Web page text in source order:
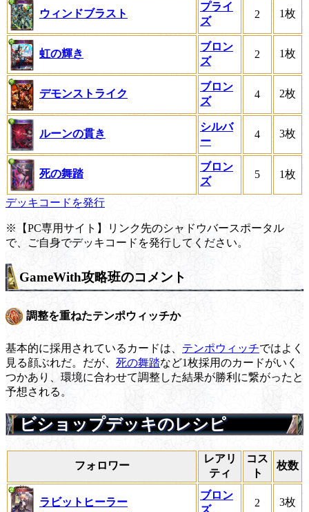
ウィンドブラスト
プライ
ズ
2 1枚
虹の輝き
ブロン
ズ
2 1枚
デモンストライク
ブロン
ズ
4 2枚
ルーンの貫き
シルバ
ー
4 3枚
死の舞踏
ブロン
ズ
5 1枚
デッキコードを発行
※【PC専用サイト】リンク先のシャドウバースポータル
で、ご自身でデッキコードを発行してください。
GameWith攻略班のコメント
調整を重ねたテンポウィッチか
基本的に採用されているカードは、 テンポウィッチではよく
見る顔ぶれだ。だが、 死の舞踏など1枚採用のカードがいく
つかあり、環境に合わせて調整した結果が勝利に繋がったと
予想される。
ビショップデッキのレシピ
フォロワー
レアリ
ティ
コス
ト
枚数
ラビットヒーラー
ブロン
2 3枚